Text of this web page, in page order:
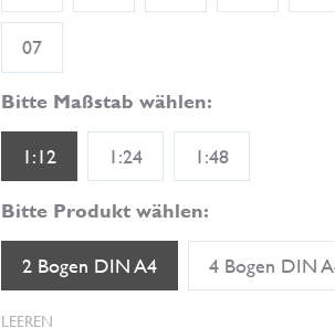
07
Bitte Maßstab wählen:
1:12 1:24 1:48
Bitte Produkt wählen:
2 Bogen DIN A4 4 Bogen DIN
LEEREN